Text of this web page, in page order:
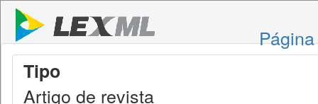
Tipo
Artigo de revista